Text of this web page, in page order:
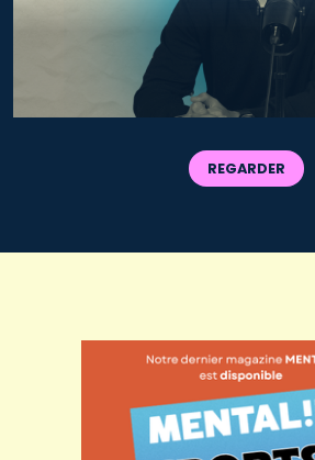
REGARDER